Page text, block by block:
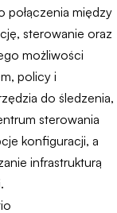
połączenia między
sterowanie oraz
możliwości
policy i
do śledzenia,
sterowania
konfiguracji, a
infrastrukturą